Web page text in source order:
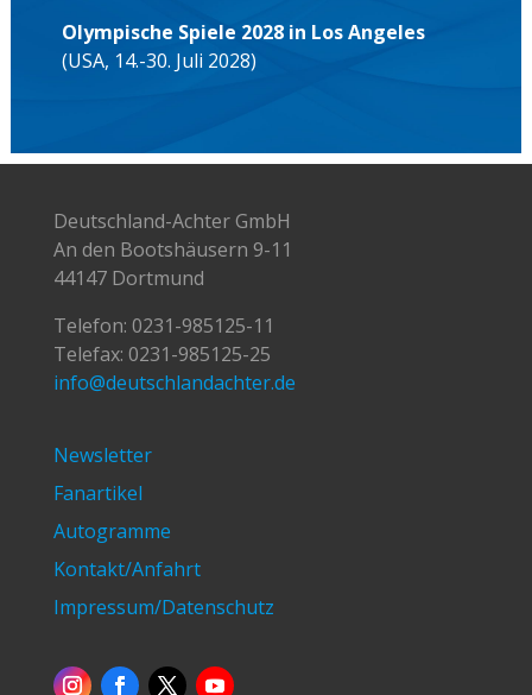
Olympische Spiele 2028 in Los Angeles
(USA, 14.-30. Juli 2028)
Deutschland-Achter GmbH
An den Bootshäusern 9-11
44147 Dortmund
Telefon: 0231-985125-11
Telefax: 0231-985125-25
info@deutschlandachter.de
Newsletter
Fanartikel
Autogramme
Kontakt/Anfahrt
Impressum/Datenschutz